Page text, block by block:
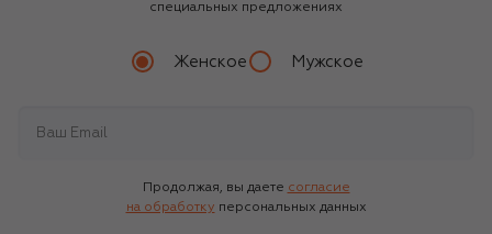
специальных предложениях
Женское Мужское
Продолжая, вы даете согласие
на обработку персональных данных